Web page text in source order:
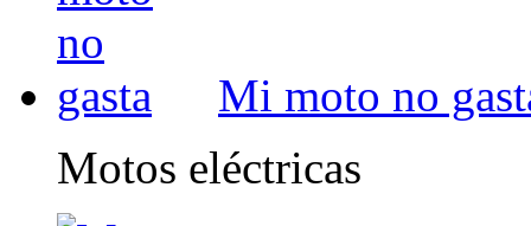
Mi moto no
Motos eléctricas